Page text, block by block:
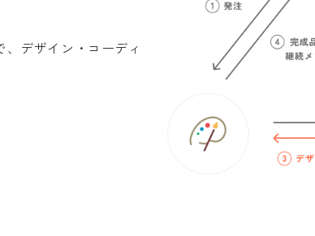
デザイン・コーディ